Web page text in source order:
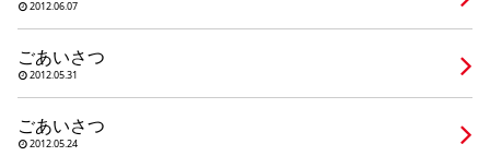
コンセプトプラン
八幡店 TOPへ
2012.06.07
ごあいさつ
2012.05.31
ごあいさつ
2012.05.24